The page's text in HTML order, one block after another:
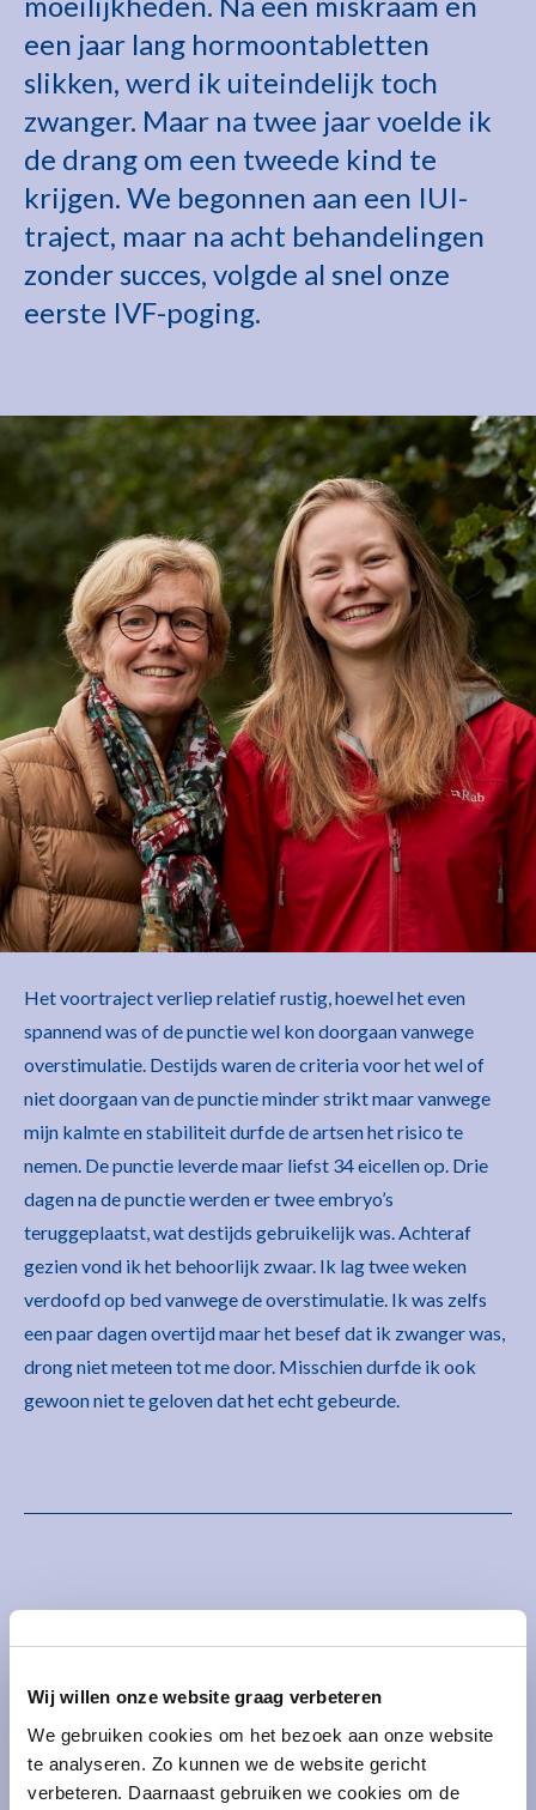
Wij willen onze website graag verbeteren
We gebruiken cookies om het bezoek aan onze website
te analyseren. Zo kunnen we de website gericht
verbeteren. Daarnaast gebruiken we cookies om de
een jaar lang hormoontabletten
slikken, werd ik uiteindelijk toch
zwanger. Maar na twee jaar voelde ik
de drang om een tweede kind te
krijgen. We begonnen aan een IUI-
traject, maar na acht behandelingen
zonder succes, volgde al snel onze
eerste IVF-poging.
Het voortraject verliep relatief rustig, hoewel het even
spannend was of de punctie wel kon doorgaan vanwege
overstimulatie. Destijds waren de criteria voor het wel of
niet doorgaan van de punctie minder strikt maar vanwege
mijn kalmte en stabiliteit durfde de artsen het risico te
nemen. De punctie leverde maar liefst 34 eicellen op. Drie
dagen na de punctie werden er twee embryo’s
teruggeplaatst, wat destijds gebruikelijk was. Achteraf
gezien vond ik het behoorlijk zwaar. Ik lag twee weken
verdoofd op bed vanwege de overstimulatie. Ik was zelfs
een paar dagen overtijd maar het besef dat ik zwanger was,
drong niet meteen tot me door. Misschien durfde ik ook
gewoon niet te geloven dat het echt gebeurde.
We deden ter plekke een
test en bekeken ook mijn
bloedwaardes. Hoera, ik
was dus toch zwanger!